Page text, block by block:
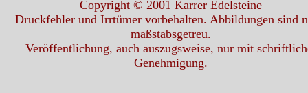
Copyright © 2001 Karrer Edelsteine
Druckfehler und Irrtümer vorbehalten. Abbildungen sind
maßstabsgetreu.
Veröffentlichung, auch auszugsweise, nur mit
Genehmigung.